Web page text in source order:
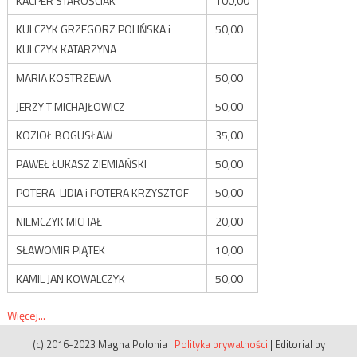
KULCZYK GRZEGORZ POLIŃSKA i
KULCZYK KATARZYNA
50,00
MARIA KOSTRZEWA
50,00
JERZY T MICHAJŁOWICZ
50,00
KOZIOŁ BOGUSŁAW
35,00
PAWEŁ ŁUKASZ ZIEMIAŃSKI
50,00
POTERA LIDIA i POTERA KRZYSZTOF
50,00
NIEMCZYK MICHAŁ
20,00
SŁAWOMIR PIĄTEK
10,00
KAMIL JAN KOWALCZYK
50,00
Więcej...
(c) 2016-2023 Magna Polonia | Polityka prywatności | Editorial by